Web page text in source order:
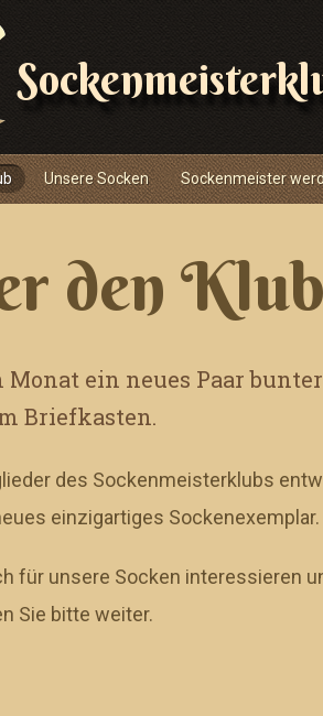
Unsere Socken Sockenmeister
den Klub
Monat ein neues Paar
Briefkasten.
des Sockenmeisterklubs
einzigartiges Sockenexemplar.
für unsere Socken interessieren
Sie bitte weiter.